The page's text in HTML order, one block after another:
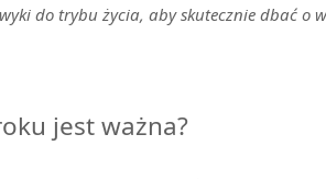
do trybu życia, aby skutecznie dbać o
jest ważna?